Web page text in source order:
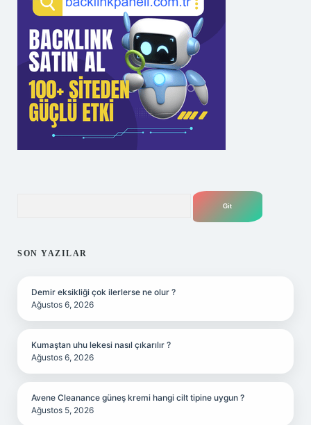
SON YAZILAR
Demir eksikliği çok ilerlerse ne olur ?
Ağustos 6, 2026
Kumaştan uhu lekesi nasıl çıkarılır ?
Ağustos 6, 2026
Avene Cleanance güneş kremi hangi cilt tipine uygun ?
Ağustos 5, 2026